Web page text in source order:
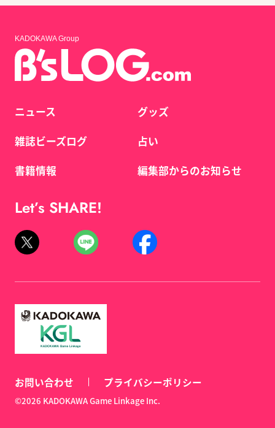
KADOKAWA Group
ニュース
雑誌ビーズログ
書籍情報
グッズ
占い
編集部からのお知らせ
Let’s SHARE!
お問い合わせ プライバシーポリシー
©2026 KADOKAWA Game Linkage Inc.